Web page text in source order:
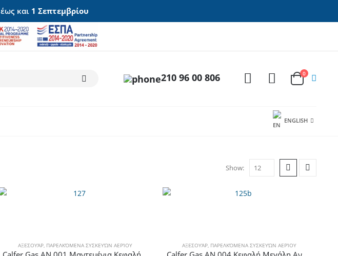
έως και 1 Σεπτεμβρίου
210 96 00 806 0
ENGLISH
Show:
ΑΞΕΣΟΥΆΡ, ΠΑΡΕΛΚΌΜΕΝΑ ΣΥΣΚΕΥΏΝ ΑΕΡΊΟΥ ΑΞΕΣΟΥΆΡ, ΠΑΡΕΛΚΌΜΕΝΑ ΣΥΣΚΕΥΏΝ ΑΕΡΊΟΥ